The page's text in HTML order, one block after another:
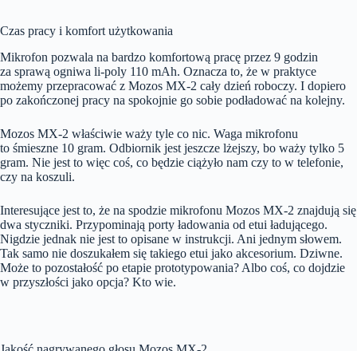
Czas pracy i komfort użytkowania
Mikrofon pozwala na bardzo komfortową pracę przez 9 godzin
za sprawą ogniwa li-poly 110 mAh. Oznacza to, że w praktyce
możemy przepracować z Mozos MX-2 cały dzień roboczy. I dopiero
po zakończonej pracy na spokojnie go sobie podładować na kolejny.
Mozos MX-2 właściwie waży tyle co nic. Waga mikrofonu
to śmieszne 10 gram. Odbiornik jest jeszcze lżejszy, bo waży tylko 5
gram. Nie jest to więc coś, co będzie ciążyło nam czy to w telefonie,
czy na koszuli.
Interesujące jest to, że na spodzie mikrofonu Mozos MX-2 znajdują się
dwa styczniki. Przypominają porty ładowania od etui ładującego.
Nigdzie jednak nie jest to opisane w instrukcji. Ani jednym słowem.
Tak samo nie doszukałem się takiego etui jako akcesorium. Dziwne.
Może to pozostałość po etapie prototypowania? Albo coś, co dojdzie
w przyszłości jako opcja? Kto wie.